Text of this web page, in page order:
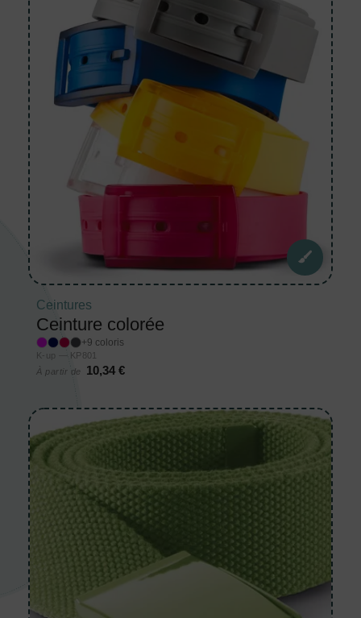
Ceintures
Ceinture colorée
+9 coloris
K-up — KP801
À partir de
10,34 €